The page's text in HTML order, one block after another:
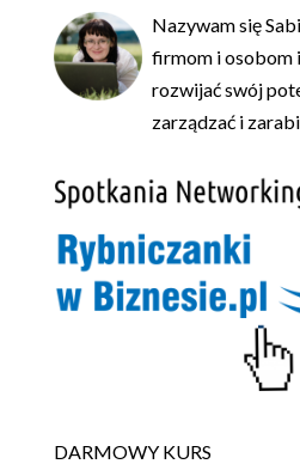
Nazywam się
firmom i osobom
rozwijać swój
zarządzać i
DARMOWY KURS